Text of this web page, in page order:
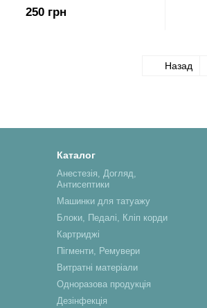
250 грн
Назад
Каталог
Анестезія, Догляд,
Антисептики
Машинки для татуажу
Блоки, Педалі, Кліп корди
Картриджі
Пігменти, Ремувери
Витратні матеріали
Одноразова продукція
Дезінфекція